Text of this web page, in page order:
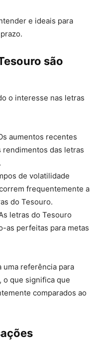
e ideais para
são
o interesse nas letras
aumentos recentes
rendimentos das letras
de volatilidade
frequentemente a
do Tesouro.
letras do Tesouro
as perfeitas para metas
uma referência para
o que significa que
comparados ao